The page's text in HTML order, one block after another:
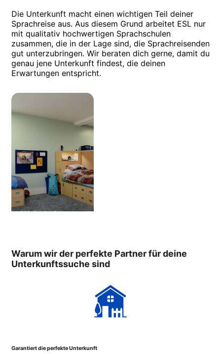
Die Unterkunft macht einen wichtigen Teil deiner
Sprachreise aus. Aus diesem Grund arbeitet ESL nur
mit qualitativ hochwertigen Sprachschulen
zusammen, die in der Lage sind, die Sprachreisenden
gut unterzubringen. Wir beraten dich gerne, damit du
genau jene Unterkunft findest, die deinen
Erwartungen entspricht.
Wohnheim
Warum wir der perfekte Partner für deine
Unterkunftssuche sind
Garantiert die perfekte Unterkunft